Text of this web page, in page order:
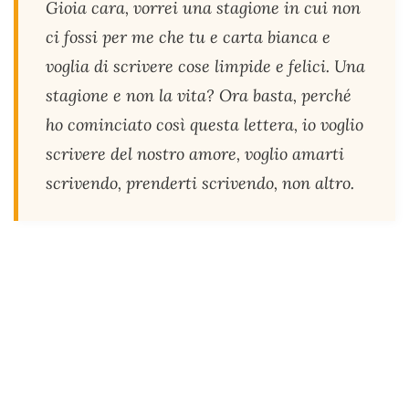
Gioia cara, vorrei una stagione in cui non
ci fossi per me che tu e carta bianca e
voglia di scrivere cose limpide e felici. Una
stagione e non la vita? Ora basta, perché
ho cominciato così questa lettera, io voglio
scrivere del nostro amore, voglio amarti
scrivendo, prenderti scrivendo, non altro.